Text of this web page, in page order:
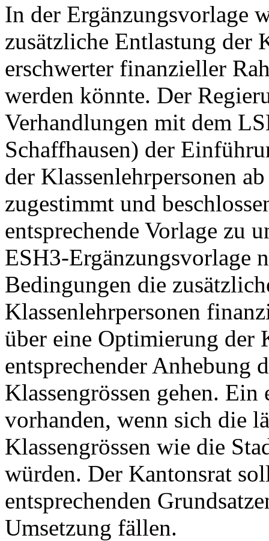
In der Ergänzungsvorlage
zusätzliche Entlastung der
erschwerter finanzieller
werden könnte. Der
Verhandlungen mit dem
Schaffhausen) der
der Klassenlehrpersonen
zugestimmt und
entsprechende Vorlage zu
ESH3-Ergänzungsvorlage
Bedingungen die
Klassenlehrpersonen
über eine Optimierung der
entsprechender Anhebung
Klassengrössen gehen.
vorhanden, wenn sich die
Klassengrössen wie die
würden. Der Kantonsrat
entsprechenden
Umsetzung fällen.